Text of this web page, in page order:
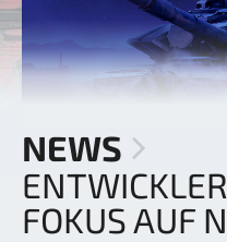
NEWS
FOKUS AUF